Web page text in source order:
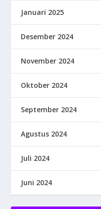
Januari 2025
Desember 2024
November 2024
Oktober 2024
September 2024
Agustus 2024
Juli 2024
Juni 2024